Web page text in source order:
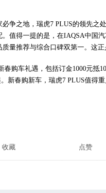
争之地，瑞虎7 PLUS的领先之
值得一提的是，在IAQSA中国
量推荐与综合口碑双第一。这
春购车礼遇，包括订金1000元抵
新春购新车，瑞虎7 PLUS值得
收藏 点赞